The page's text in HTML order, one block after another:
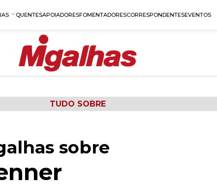
QUENTESAPOIADORESFOMENTADORESCORRESPONDENTESEVENTOS
TUDO SOBRE
sobre